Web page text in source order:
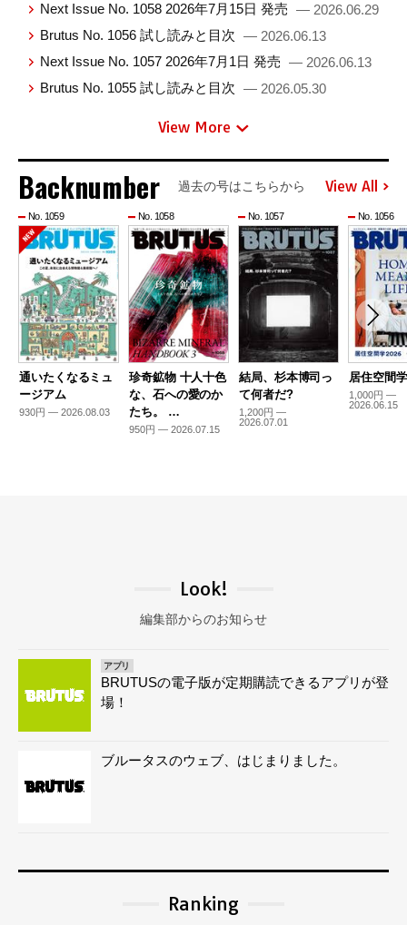
Next Issue No. 1058 2026年7月15日 発売 — 2026.06.29
Brutus No. 1056 試し読みと目次 — 2026.06.13
Next Issue No. 1057 2026年7月1日 発売 — 2026.06.13
Brutus No. 1055 試し読みと目次 — 2026.05.30
View More
Backnumber 過去の号はこちらから View All
No. 1059
通いたくなるミュ
ージアム
930円 — 2026.08.03
No. 1058
珍奇鉱物 十人十色
な、石への愛のか
たち。 …
950円 — 2026.07.15
No. 1057
結局、杉本博司っ
て何者だ?
1,200円 —
2026.07.01
No. 1056
居住空間
1,000円 —
2026.06.15
Look!
編集部からのお知らせ
アプリ
BRUTUSの電子版が定期購読できるアプリが登
場！
ブルータスのウェブ、はじまりました。
Ranking